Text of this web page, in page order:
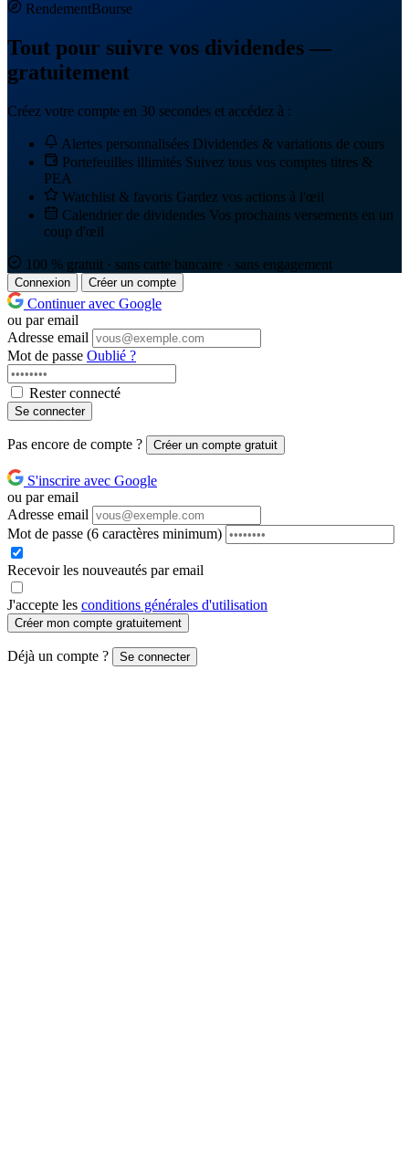
RendementBourse
Tout pour suivre vos dividendes —
gratuitement
Créez votre compte en 30 secondes et accédez à :
Alertes personnalisées Dividendes & variations de cours
Portefeuilles illimités Suivez tous vos comptes titres &
PEA
Watchlist & favoris Gardez vos actions à l'œil
Calendrier de dividendes Vos prochains versements en un
coup d'œil
100 % gratuit · sans carte bancaire · sans engagement
Connexion Créer un compte
Continuer avec Google
ou par email
Adresse email
Mot de passe Oublié ?
Rester connecté
Se connecter
Pas encore de compte ? Créer un compte gratuit
S'inscrire avec Google
ou par email
Adresse email
Mot de passe (6 caractères minimum)
Recevoir les nouveautés par email
J'accepte les conditions générales d'utilisation
Créer mon compte gratuitement
Déjà un compte ? Se connecter